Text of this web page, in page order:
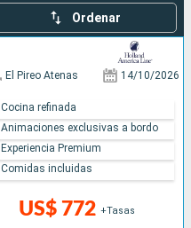
Ordenar
El Pireo Atenas 14/10/2026
US$ 772 +Tasas
Cocina refinada
Animaciones exclusivas a bordo
Experiencia Premium
Comidas incluidas